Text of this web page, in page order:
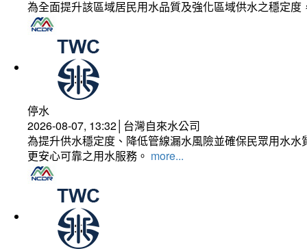
為全面提升該區域居民用水品質及強化區域供水之穩定
停水
2026-08-07, 13:32│台灣自來水公司
為提升供水穩定度、降低管線漏水風險並確保民眾用水
更安心可靠之用水服務。 more...